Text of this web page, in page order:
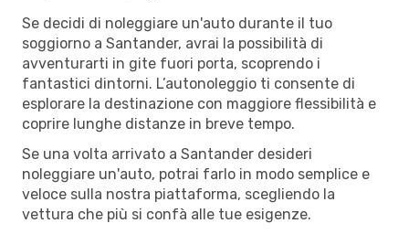
Se decidi di noleggiare un'auto durante il tuo
soggiorno a Santander, avrai la possibilità di
avventurarti in gite fuori porta, scoprendo i
fantastici dintorni. L’autonoleggio ti consente di
esplorare la destinazione con maggiore flessibilità e
coprire lunghe distanze in breve tempo.
Se una volta arrivato a Santander desideri
noleggiare un'auto, potrai farlo in modo semplice e
veloce sulla nostra piattaforma, scegliendo la
vettura che più si confà alle tue esigenze.